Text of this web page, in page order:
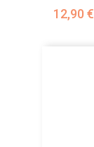
12,90 €